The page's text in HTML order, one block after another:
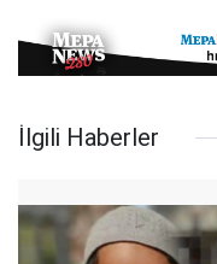
İlgili Haberler